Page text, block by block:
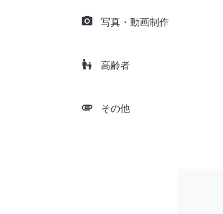
camera_alt 写真・動画制作
escalator_warning 高齢者
attachment その他